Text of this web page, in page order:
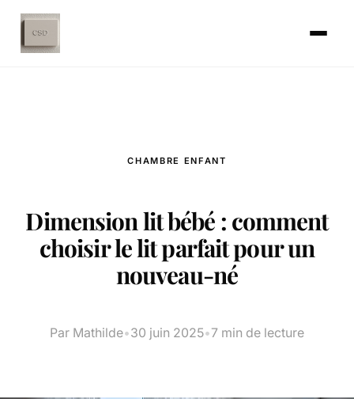
CHAMBRE ENFANT
Dimension lit bébé : comment
choisir le lit parfait pour un
nouveau-né
Par Mathilde•30 juin 2025•7 min de lecture